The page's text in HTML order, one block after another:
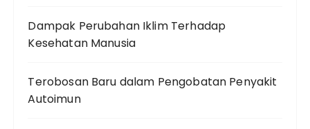
Dampak Perubahan Iklim Terhadap
Kesehatan Manusia
Terobosan Baru dalam Pengobatan Penyakit
Autoimun